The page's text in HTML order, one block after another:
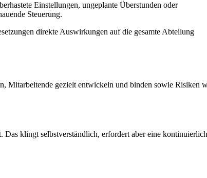
Einstellungen, ungeplante Überstunden oder
Steuerung.
direkte Auswirkungen auf die gesamte Abteilung
Mitarbeitende gezielt entwickeln und binden sowie Risiken
Das klingt selbstverständlich, erfordert aber eine